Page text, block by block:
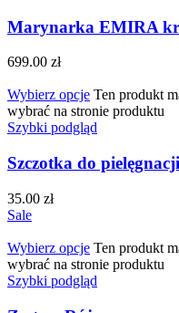
Marynarka EMIRA
699.00 zł
Wybierz opcje Ten produkt
wybrać na stronie produktu
Szybki podgląd
Szczotka do
35.00 zł
Sale
Wybierz opcje Ten produkt
wybrać na stronie produktu
Szybki podgląd